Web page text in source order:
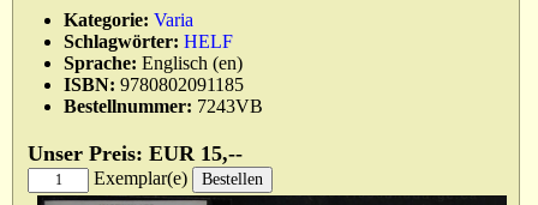
Kategorie: Varia
Schlagwörter: HELF
Sprache: Englisch (en)
ISBN: 9780802091185
Bestellnummer: 7243VB
Unser Preis: EUR 15,--
Exemplar(e)